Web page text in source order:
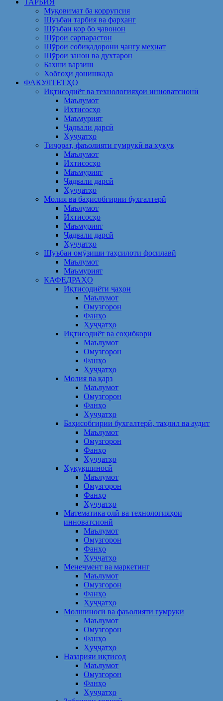
ТАРБИЯ
Муқовимат ба коррупсия
Шуъбаи тарбия ва фарҳанг
Шӯъбаи кор бо ҷавонон
Шўрои сарпарастон
Шўрои собиқадорони ҷангу меҳнат
Шӯрои занон ва духтарон
Бахши варзиш
Хобгоҳи донишкада
ФАКУЛТЕТҲО
Иқтисодиёт ва технологияҳои инноватсионӣ
Маълумот
Ихтисосҳо
Маъмурият
Ҷадвали дарсӣ
Ҳуҷҷатҳо
Тиҷорат, фаъолияти гумрукӣ ва ҳуқуқ
Маълумот
Ихтисосҳо
Маъмурият
Ҷадвали дарсӣ
Ҳуҷҷатҳо
Молия ва баҳисобгирии бухгалтерӣ
Маълумот
Ихтисосҳо
Маъмурият
Ҷадвали дарсӣ
Ҳуҷҷатҳо
Шуъбаи омӯзиши таҳсилоти фосилавӣ
Маълумот
Маъмурият
КАФЕДРАҲО
Иқтисодиёти ҷаҳон
Маълумот
Омузгорон
Фанҳо
Ҳуҷҷатҳо
Иқтисодиёт ва соҳибкорӣ
Маълумот
Омузгорон
Фанҳо
Ҳуҷҷатҳо
Молия ва қарз
Маълумот
Омузгорон
Фанҳо
Ҳуҷҷатҳо
Баҳисобгирии бухгалтерӣ, таҳлил ва аудит
Маълумот
Омузгорон
Фанҳо
Ҳуҷҷатҳо
Ҳуқуқшиносӣ
Маълумот
Омузгорон
Фанҳо
Ҳуҷҷатҳо
Математика олӣ ва технологияҳои
инноватсионӣ
Маълумот
Омузгорон
Фанҳо
Ҳуҷҷатҳо
Менеҷмент ва маркетинг
Маълумот
Омузгорон
Фанҳо
Ҳуҷҷатҳо
Молшиносӣ ва фаъолияти гумрукӣ
Маълумот
Омузгорон
Фанҳо
Ҳуҷҷатҳо
Назарияи иқтисод
Маълумот
Омузгорон
Фанҳо
Ҳуҷҷатҳо